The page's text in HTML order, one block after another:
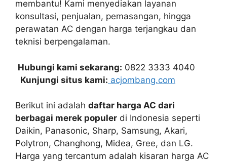
membantu! Kami menyediakan layanan
konsultasi, penjualan, pemasangan, hingga
perawatan AC dengan harga terjangkau dan
teknisi berpengalaman.
Hubungi kami sekarang: 0822 3333 4040
Kunjungi situs kami: acjombang.com
Berikut ini adalah daftar harga AC dari
berbagai merek populer di Indonesia seperti
Daikin, Panasonic, Sharp, Samsung, Akari,
Polytron, Changhong, Midea, Gree, dan LG.
Harga yang tercantum adalah kisaran harga AC